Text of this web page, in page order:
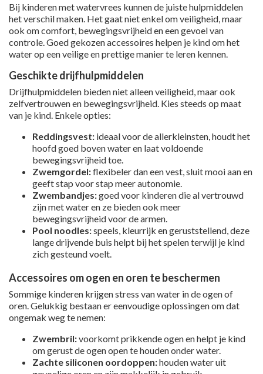
Bij kinderen met watervrees kunnen de juiste hulpmiddelen
het verschil maken. Het gaat niet enkel om veiligheid, maar
ook om comfort, bewegingsvrijheid en een gevoel van
controle. Goed gekozen accessoires helpen je kind om het
water op een veilige en prettige manier te leren kennen.
Geschikte drijfhulpmiddelen
Drijfhulpmiddelen bieden niet alleen veiligheid, maar ook
zelfvertrouwen en bewegingsvrijheid. Kies steeds op maat
van je kind. Enkele opties:
Reddingsvest: ideaal voor de allerkleinsten, houdt het
hoofd goed boven water en laat voldoende
bewegingsvrijheid toe.
Zwemgordel:flexibeler dan een vest, sluit mooi aan en
geeft stap voor stap meer autonomie.
Zwembandjes:goed voor kinderen die al vertrouwd
zijn met water en ze bieden ook meer
bewegingsvrijheid voor de armen.
Pool noodles:speels, kleurrijk en geruststellend, deze
lange drijvende buis helpt bij het spelen terwijl je kind
zich gesteund voelt.
Accessoires om ogen en oren te beschermen
Sommige kinderen krijgen stress van water in de ogen of
oren. Gelukkig bestaan er eenvoudige oplossingen om dat
ongemak weg te nemen:
Zwembril:voorkomt prikkende ogen en helpt je kind
om gerust de ogen open te houden onder water.
Zachte siliconen oordoppen:houden water uit